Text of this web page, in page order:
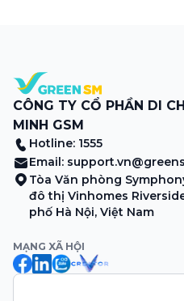
CÔNG TY CỔ PHẦN DI
MINH GSM
Hotline: 1555
Email:
Tòa Văn phòng
đô thị Vinhomes
phố Hà Nội, Việt Nam
MẠNG XÃ HỘI